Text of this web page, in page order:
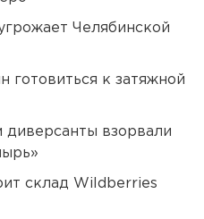
Челябинской
готовиться к затяжной
диверсанты взорвали
склад Wildberries